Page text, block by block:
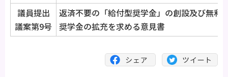
議員提出
議案第9号
返済不要の「給付型奨学金」の創設及び無利
奨学金の拡充を求める意見書